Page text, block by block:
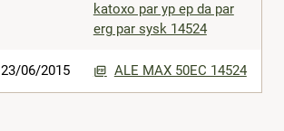
katoxo par yp ep da par
erg par sysk 14524
23/06/2015 ALE MAX 50EC 14524